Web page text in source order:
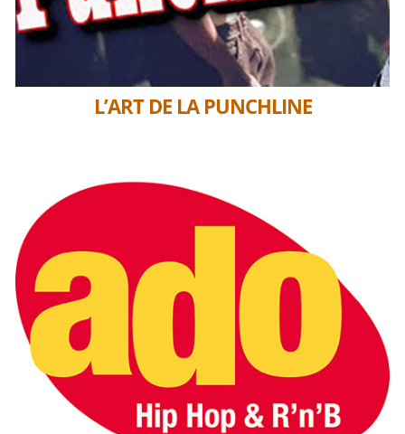
L’ART DE LA PUNCHLINE